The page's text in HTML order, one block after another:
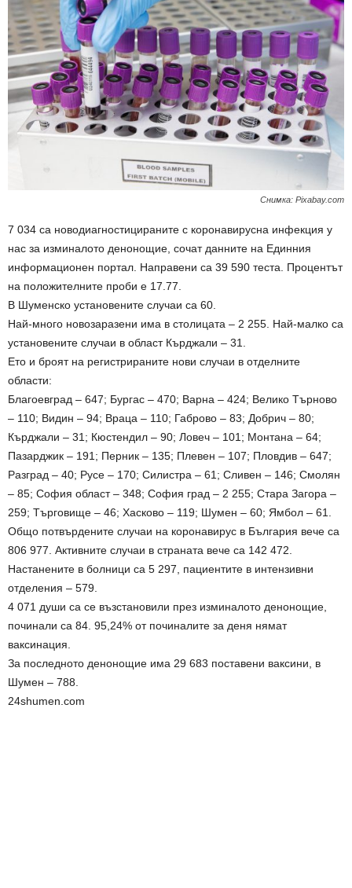
Снимка: Рixabay.com
7 034 са новодиагностицираните с коронавирусна инфекция у
нас за изминалото денонощие, сочат данните на Единния
информационен портал. Направени са 39 590 теста. Процентът
на положителните проби е 17.77.
В Шуменско установените случаи са 60.
Най-много новозаразени има в столицата – 2 255. Най-малко са
установените случаи в област Кърджали – 31.
Ето и броят на регистрираните нови случаи в отделните
области:
Благоевград – 647; Бургас – 470; Варна – 424; Велико Търново
– 110; Видин – 94; Враца – 110; Габрово – 83; Добрич – 80;
Кърджали – 31; Кюстендил – 90; Ловеч – 101; Монтана – 64;
Пазарджик – 191; Перник – 135; Плевен – 107; Пловдив – 647;
Разград – 40; Русе – 170; Силистра – 61; Сливен – 146; Смолян
– 85; София област – 348; София град – 2 255; Стара Загора –
259; Търговище – 46; Хасково – 119; Шумен – 60; Ямбол – 61.
Общо потвърдените случаи на коронавирус в България вече са
806 977. Активните случаи в страната вече са 142 472.
Настанените в болници са 5 297, пациентите в интензивни
отделения – 579.
4 071 души са се възстановили през изминалото денонощие,
починали са 84. 95,24% от починалите за деня нямат
ваксинация.
За последното денонощие има 29 683 поставени ваксини, в
Шумен – 788.
24shumen.com